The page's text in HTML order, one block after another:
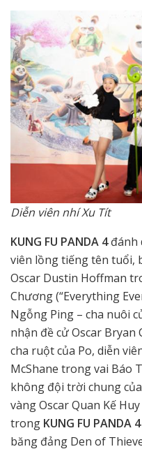
Diễn viên nhí Xu Tít
KUNG FU PANDA 4đánh
viên lồng tiếng tên tuổi,
Oscar Dustin Hoffman
Chương (“Everything
Ngỗng Ping – cha nuôi
nhận đề cử Oscar Bryan
cha ruột của Po, diễn
McShane trong vai Báo
không đội trời chung
vàng Oscar Quan Kế
trong KUNG FU PANDA 4
băng đảng Den of